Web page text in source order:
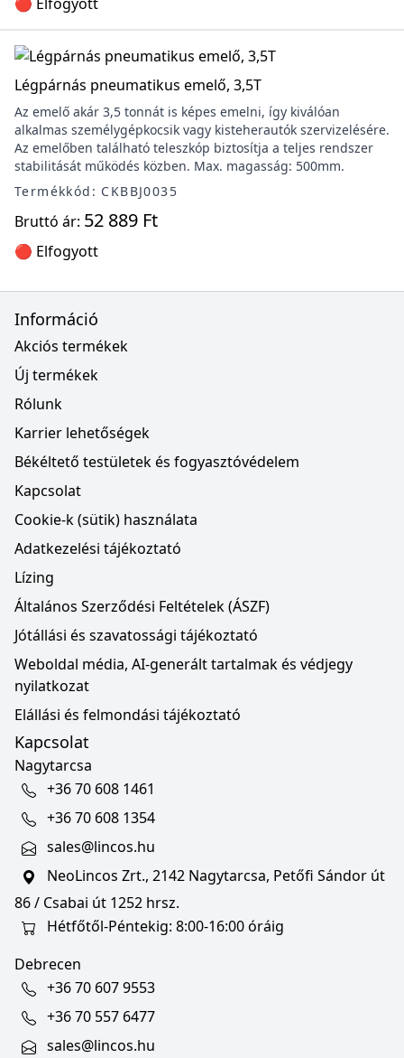
Légpárnás pneumatikus emelő, 3,5T
Az emelő akár 3,5 tonnát is képes emelni, így kiválóan
alkalmas személygépkocsik vagy kisteherautók szervizelésére.
Az emelőben található teleszkóp biztosítja a teljes rendszer
stabilitását működés közben. Max. magasság: 500mm.
Termékkód: CKBBJ0035
Bruttó ár: 52 889 Ft
🔴 Elfogyott
Információ
Akciós termékek
Új termékek
Rólunk
Karrier lehetőségek
Békéltető testületek és fogyasztóvédelem
Kapcsolat
Cookie-k (sütik) használata
Adatkezelési tájékoztató
Lízing
Általános Szerződési Feltételek (ÁSZF)
Jótállási és szavatossági tájékoztató
Weboldal média, AI-generált tartalmak és védjegy
nyilatkozat
Elállási és felmondási tájékoztató
Kapcsolat
Nagytarcsa
+36 70 608 1461
+36 70 608 1354
sales@lincos.hu
NeoLincos Zrt., 2142 Nagytarcsa, Petőfi Sándor út
86 / Csabai út 1252 hrsz.
Hétfőtől-Péntekig: 8:00-16:00 óráig
Debrecen
+36 70 607 9553
+36 70 557 6477
sales@lincos.hu